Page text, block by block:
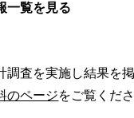
一覧を見る
査を実施し結果を
のページをご覧くださ